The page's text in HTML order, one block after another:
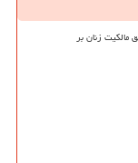
مالکیت زنان بر